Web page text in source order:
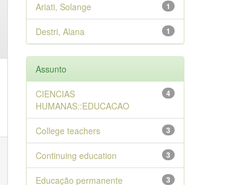
1
Ariati, Solange
1
Destri, Alana
Assunto
4
CIENCIAS
HUMANAS::EDUCACAO
3
College teachers
3
Continuing education
3
Educação permanente